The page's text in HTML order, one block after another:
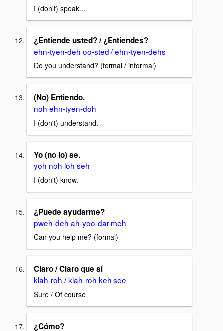
I (don't) speak...
¿Entiende usted? / ¿Entiendes?
ehn-tyen-deh oo-sted / ehn-tyen-dehs
Do you understand? (formal / informal)
(No) Entiendo.
noh ehn-tyen-doh
I (don't) understand.
Yo (no lo) se.
yoh noh loh seh
I (don't) know.
¿Puede ayudarme?
pweh-deh ah-yoo-dar-meh
Can you help me? (formal)
Claro / Claro que sí
klah-roh / klah-roh keh see
Sure / Of course
¿Cómo?